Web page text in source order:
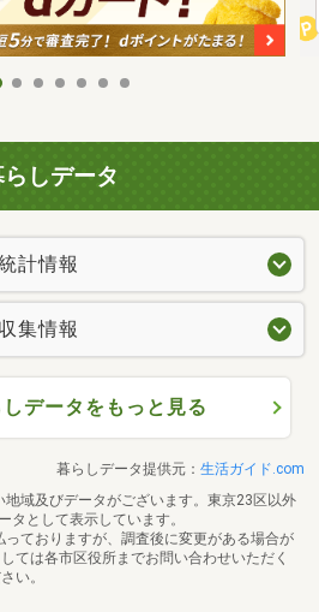
しデータ
計情報
集情報
データをもっと見る
暮らしデータ提供元： 生活ガイド.com
域及びデータがございます。東京23区以外
タとして表示しています。
ておりますが、調査後に変更がある場合が
ては各市区役所までお問い合わせいただく
い。